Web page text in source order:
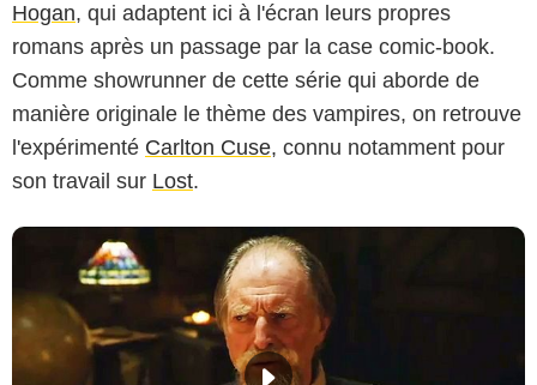
Hogan, qui adaptent ici à l'écran leurs propres
romans après un passage par la case comic-book.
Comme showrunner de cette série qui aborde de
manière originale le thème des vampires, on retrouve
l'expérimenté Carlton Cuse, connu notamment pour
son travail sur Lost.